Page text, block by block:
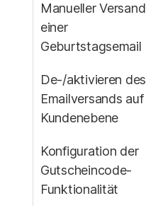
Manueller Versand
einer
Geburtstagsemail
De-/aktivieren des
Emailversands auf
Kundenebene
Konfiguration der
Gutscheincode-
Funktionalität